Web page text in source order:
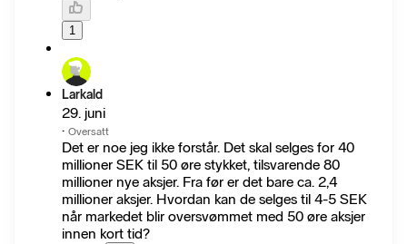
1
Larkald
29. juni
· Oversatt
Det er noe jeg ikke forstår. Det skal selges for 40
millioner SEK til 50 øre stykket, tilsvarende 80
millioner nye aksjer. Fra før er det bare ca. 2,4
millioner aksjer. Hvordan kan de selges til 4-5 SEK
når markedet blir oversvømmet med 50 øre aksjer
innen kort tid?